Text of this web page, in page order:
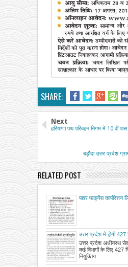
SHARE:
Next
हरियाणा पथ परिवहन निगम में 10 वीं
बड़ौदा उत्तर प्रदेश
RELATED POST
पावर फाइनेंस
उत्तर प्रदेश में होंगी
बारहवीं पास, इंजीनियरिंग
विषयों में बैचलर डिग्री
आवेदन
उत्तर प्रदेश अधीनस्थ
कई विभागों के लिए 427
नियुक्तिय